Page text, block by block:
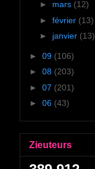
► mars (12)
► février (13)
► janvier (13)
► 09 (106)
► 08 (203)
► 07 (201)
► 06 (43)
Zieuteurs